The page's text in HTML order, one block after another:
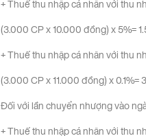
+ Thuế thu nhập cá nhân với thu
(3.000 CP x 10.000 đồng) x 5%=
+ Thuế thu nhập cá nhân với thu
(3.000 CP x 11.000 đồng) x
Đối với lần chuyển nhượng vào
+ Thuế thu nhập cá nhân với thu